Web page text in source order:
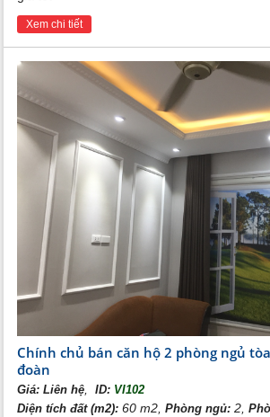
Xem chi tiết
Chính chủ bán căn hộ 2 phòng ngủ
đoàn
Giá:Liên hệ, ID: VI102
Diện tích đất (m2): 60 m2,Phòng ngủ: 2,